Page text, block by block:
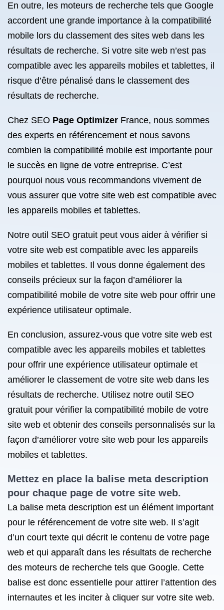
En outre, les moteurs de recherche tels que Google
accordent une grande importance à la compatibilité
mobile lors du classement des sites web dans les
résultats de recherche. Si votre site web n’est pas
compatible avec les appareils mobiles et tablettes, il
risque d’être pénalisé dans le classement des
résultats de recherche.
Chez SEO Page Optimizer France, nous sommes
des experts en référencement et nous savons
combien la compatibilité mobile est importante pour
le succès en ligne de votre entreprise. C’est
pourquoi nous vous recommandons vivement de
vous assurer que votre site web est compatible avec
les appareils mobiles et tablettes.
Notre outil SEO gratuit peut vous aider à vérifier si
votre site web est compatible avec les appareils
mobiles et tablettes. Il vous donne également des
conseils précieux sur la façon d’améliorer la
compatibilité mobile de votre site web pour offrir une
expérience utilisateur optimale.
En conclusion, assurez-vous que votre site web est
compatible avec les appareils mobiles et tablettes
pour offrir une expérience utilisateur optimale et
améliorer le classement de votre site web dans les
résultats de recherche. Utilisez notre outil SEO
gratuit pour vérifier la compatibilité mobile de votre
site web et obtenir des conseils personnalisés sur la
façon d’améliorer votre site web pour les appareils
mobiles et tablettes.
Mettez en place la balise meta description
pour chaque page de votre site web.
La balise meta description est un élément important
pour le référencement de votre site web. Il s’agit
d’un court texte qui décrit le contenu de votre page
web et qui apparaît dans les résultats de recherche
des moteurs de recherche tels que Google. Cette
balise est donc essentielle pour attirer l’attention des
internautes et les inciter à cliquer sur votre site web.